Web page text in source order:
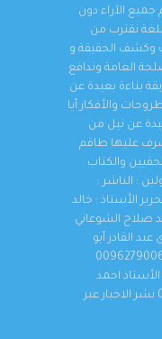
الآراء دون
نقترب من
وكشف الحقيقة و
العامة وندافع
بناءة بعيدة عن
والأفكار أيا
عن نيل من
عليها طاقم
والكتاب
: الناشر :
الأستاذ : خالد
صلاح الشوعاني
القادر أبو
العــام : 00962790069105
احمد
صلاح الشوعاني : 00962775564852 نشر الاخبار عبر